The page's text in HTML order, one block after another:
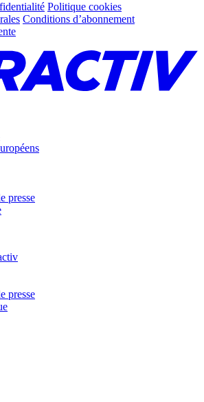
Politique cookies
Conditions d’abonnement
presse
presse